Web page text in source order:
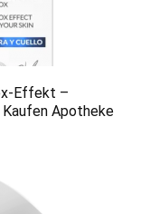
Effekt –
Kaufen Apotheke